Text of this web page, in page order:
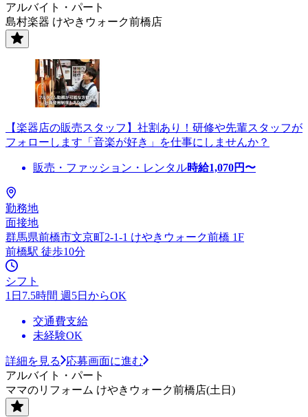
アルバイト・パート
島村楽器 けやきウォーク前橋店
【楽器店の販売スタッフ】社割あり！研修や先輩スタッフが
フォローします「音楽が好き」を仕事にしませんか？
販売・ファッション・レンタル時給1,070円〜
勤務地
面接地
群馬県前橋市文京町2-1-1 けやきウォーク前橋 1F
前橋駅 徒歩10分
シフト
1日7.5時間 週5日からOK
交通費支給
未経験OK
詳細を見る
応募画面に進む
アルバイト・パート
ママのリフォーム けやきウォーク前橋店(土日)